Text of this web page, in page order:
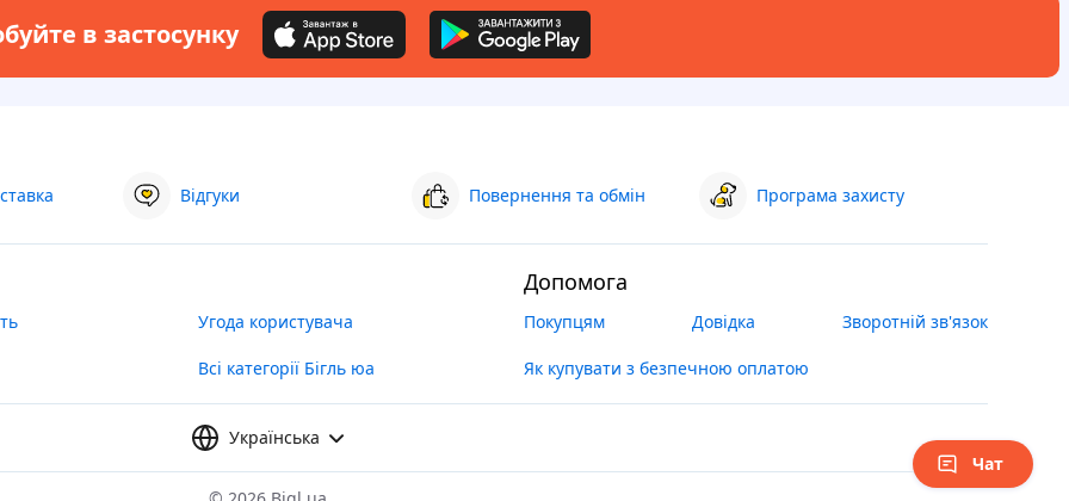
в застосунку
Відгуки Повернення та обмін Програма захисту
Угода користувача
Всі категорії Бігль юа
Допомога
Покупцям Довідка Зворотній зв'язок
Як купувати з безпечною оплатою
Українська
Чат